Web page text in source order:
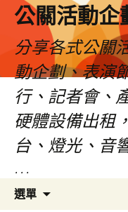
公關活動企
分享各式公關
動企劃、表演
行、記者會、
硬體設備出租
台、燈光、音
…
選單